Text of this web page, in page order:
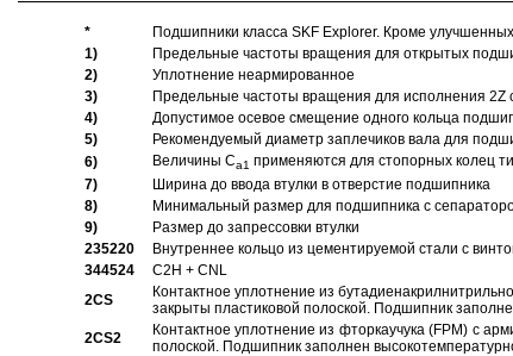
*
Подшипники класса SKF Explorer. Кроме
1)
Предельные частоты вращения для открытых
2)
Уплотнение неармированное
3)
Предельные частоты вращения для исполнения
4)
Допустимое осевое смещение одного кольца
5)
Рекомендуемый диаметр заплечиков вала для
6)
Величины Ca1 применяются для стопорных колец
7)
Ширина до ввода втулки в отверстие подшипника
8)
Минимальный размер для подшипника с
9)
Размер до запрессовки втулки
235220
Внутреннее кольцо из цементируемой стали с
344524
C2H + CNL
2CS
Контактное уплотнение из
закрыты пластиковой полоской. Подшипник
2CS2
Контактное уплотнение из фторкаучука (FPM) с
полоской. Подшипник заполнен